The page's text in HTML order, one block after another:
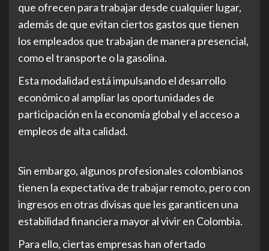
que ofrecen para trabajar desde cualquier lugar,
además de que evitan ciertos gastos que tienen
los empleados que trabajan de manera presencial,
como el transporte o la gasolina.
Esta modalidad está impulsando el desarrollo
económico al ampliar las oportunidades de
participación en la economía global y el acceso a
empleos de alta calidad.
Sin embargo, algunos profesionales colombianos
tienen la expectativa de trabajar remoto, pero con
ingresos en otras divisas que les garanticen una
estabilidad financiera mayor al vivir en Colombia.
Para ello, ciertas empresas han ofertado